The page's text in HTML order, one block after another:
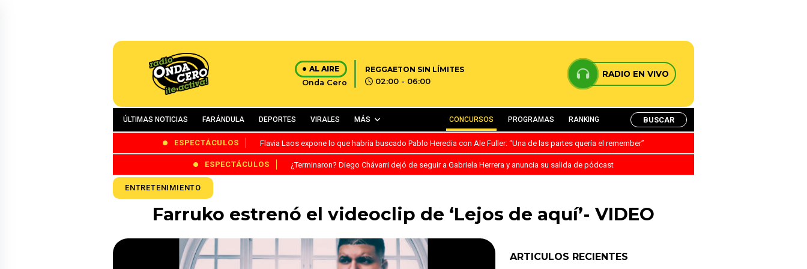
AL AIRE
Onda Cero
REGGAETON SIN LÍMITES
02:00 - 06:00
RADIO EN VIVO
ÚLTIMAS NOTICIAS FARÁNDULA DEPORTES VIRALES MÁS CONCURSOS PROGRAMAS RANKING BUSCAR
ESPECTÁCULOS Flavia Laos expone lo que habría buscado Pablo Heredia con Ale Fuller: “Una de las partes quería el remember”
ESPECTÁCULOS ¿Terminaron? Diego Chávarri dejó de seguir a Gabriela Herrera y anuncia su salida de pódcast
ENTRETENIMIENTO
Farruko estrenó el videoclip de ‘Lejos de aquí’- VIDEO
ARTICULOS RECIENTES